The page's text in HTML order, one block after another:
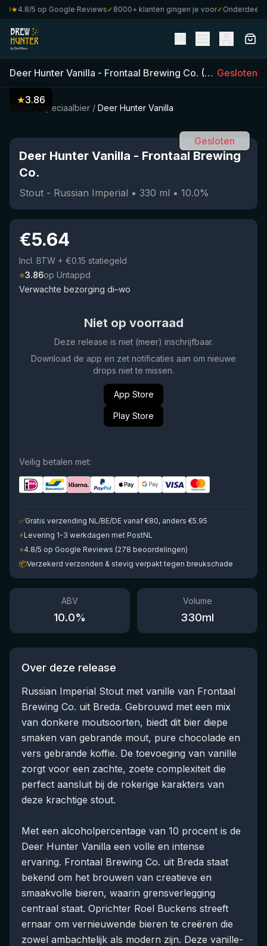
4.8/5 op Google Reviews✓8000+ klanten gingen je voor✓Onderdeel van
Deer Hunter Vanilla - Frontaal Brewing Co. (330ml)•
Gesloten
Speciaalbier / Deer Hunter Vanilla
★3.86
Gesloten
Deer Hunter Vanilla - Frontaal Brewing
Co.
Stout - Russian Imperial • 330 ml • 10.0%
€5.64
Incl. BTW + €0.15 statiegeld
⭐3.86op Untappd
Verwachte bezorging di–wo
Niet op voorraad
Deze release is niet (meer) inschrijfbaar.
Download de app en zet notificaties aan om nieuwe
drops niet te missen.
App Store
Play Store
Veilig betalen met:
✅Gratis verzending NL/BE/DE vanaf €80, anders €5.95
⚡Levering 1-3 werkdagen met PostNL
⭐4.8/5 op Google Reviews (278 beoordelingen)
📦Verzekerd verzonden & stevig verpakt tegen breukschade
ABV
10.0%
Volume
330ml
Over deze release
Russian Imperial Stout met vanille van Frontaal
Brewing Co. uit Breda. Gebrouwd met een mix
van donkere moutsoorten, biedt dit bier diepe
smaken van gebrande mout, pure chocolade en
vers gebrande koffie. De toevoeging van vanille
zorgt voor een zachte, zoete complexiteit die
perfect aansluit bij de rokerige karakters van
deze krachtige stout.
Met een alcoholpercentage van 10 procent is de
Deer Hunter Vanilla een volle en intense
ervaring. Frontaal Brewing Co. uit Breda staat
bekend om het brouwen van creatieve en
smaakvolle bieren, waarin grensverlegging
centraal staat. Oprichter Roel Buckens streeft
ernaar om vernieuwende bieren te creëren die
zowel ambachtelijk als modern zijn. Deze vanille-